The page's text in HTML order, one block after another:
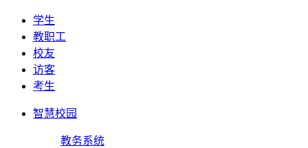
学生
教职工
校友
访客
考生
智慧校园
教务系统